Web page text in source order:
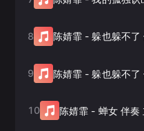
8 陈婧霏 -躲也躲不了
9 陈婧霏 -躲也躲不了
10 陈婧霏 - 蝉女 伴奏